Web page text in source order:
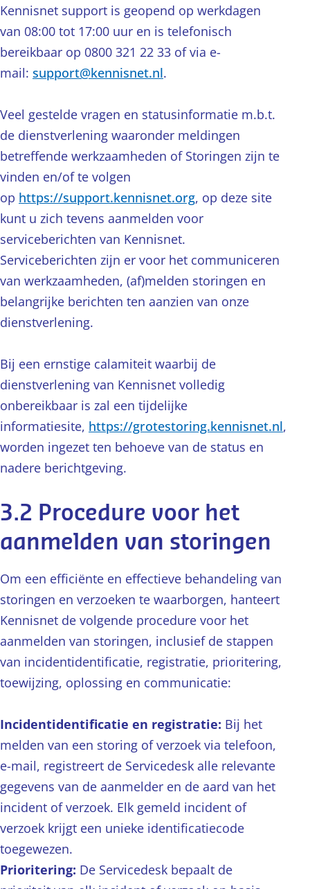
Kennisnet support is geopend op werkdagen
van 08:00 tot 17:00 uur en is telefonisch
bereikbaar op 0800 321 22 33 of via e-
mail: support@kennisnet.nl.
Veel gestelde vragen en statusinformatie m.b.t.
de dienstverlening waaronder meldingen
betreffende werkzaamheden of Storingen zijn te
vinden en/of te volgen
op https://support.kennisnet.org, op deze site
kunt u zich tevens aanmelden voor
serviceberichten van Kennisnet.
Serviceberichten zijn er voor het communiceren
van werkzaamheden, (af)melden storingen en
belangrijke berichten ten aanzien van onze
dienstverlening.
Bij een ernstige calamiteit waarbij de
dienstverlening van Kennisnet volledig
onbereikbaar is zal een tijdelijke
informatiesite, https://grotestoring.kennisnet.nl,
worden ingezet ten behoeve van de status en
nadere berichtgeving.
3.2 Procedure voor het
aanmelden van storingen
Om een efficiënte en effectieve behandeling van
storingen en verzoeken te waarborgen, hanteert
Kennisnet de volgende procedure voor het
aanmelden van storingen, inclusief de stappen
van incidentidentificatie, registratie, prioritering,
toewijzing, oplossing en communicatie:
Incidentidentificatie en registratie: Bij het
melden van een storing of verzoek via telefoon,
e-mail, registreert de Servicedesk alle relevante
gegevens van de aanmelder en de aard van het
incident of verzoek. Elk gemeld incident of
verzoek krijgt een unieke identificatiecode
toegewezen.
Prioritering: De Servicedesk bepaalt de